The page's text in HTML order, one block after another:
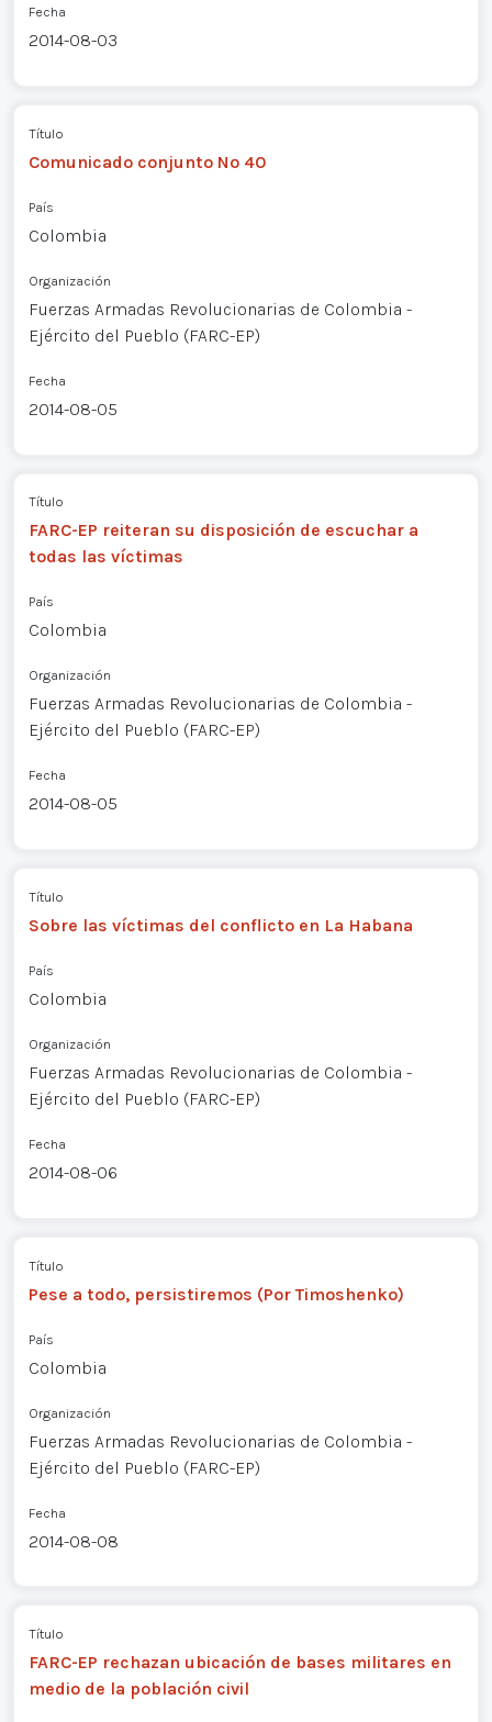
Fecha
2014-08-03
Título
Comunicado conjunto Nº 40
País
Colombia
Organización
Fuerzas Armadas Revolucionarias de Colombia -
Ejército del Pueblo (FARC-EP)
Fecha
2014-08-05
Título
FARC-EP reiteran su disposición de escuchar a
todas las víctimas
País
Colombia
Organización
Fuerzas Armadas Revolucionarias de Colombia -
Ejército del Pueblo (FARC-EP)
Fecha
2014-08-05
Título
Sobre las víctimas del conflicto en La Habana
País
Colombia
Organización
Fuerzas Armadas Revolucionarias de Colombia -
Ejército del Pueblo (FARC-EP)
Fecha
2014-08-06
Título
Pese a todo, persistiremos (Por Timoshenko)
País
Colombia
Organización
Fuerzas Armadas Revolucionarias de Colombia -
Ejército del Pueblo (FARC-EP)
Fecha
2014-08-08
Título
FARC-EP rechazan ubicación de bases militares en
medio de la población civil